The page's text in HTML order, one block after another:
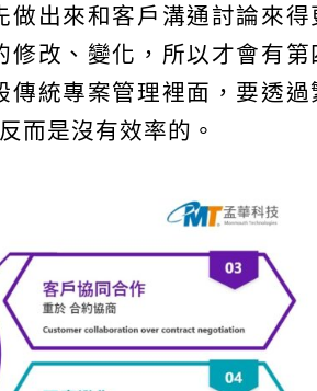
做出來和客戶溝通討論來得
修改、變化，所以才會有第
傳統專案管理裡面，要透過
而是沒有效率的。